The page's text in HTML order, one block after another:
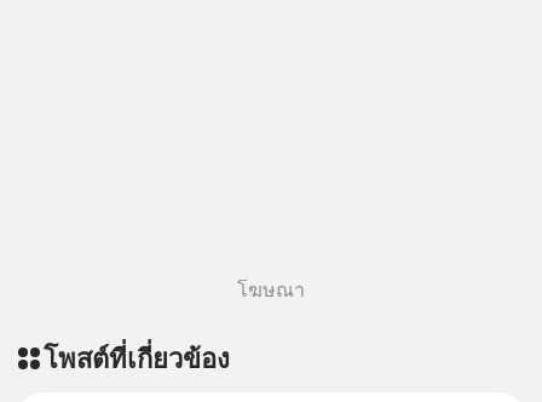
อัพเดททุกวันผ่าน Line OA ด.ดล Blog
สนับสนุนโดย 📣
โฆษณา
โพสต์ที่เกี่ยวข้อง